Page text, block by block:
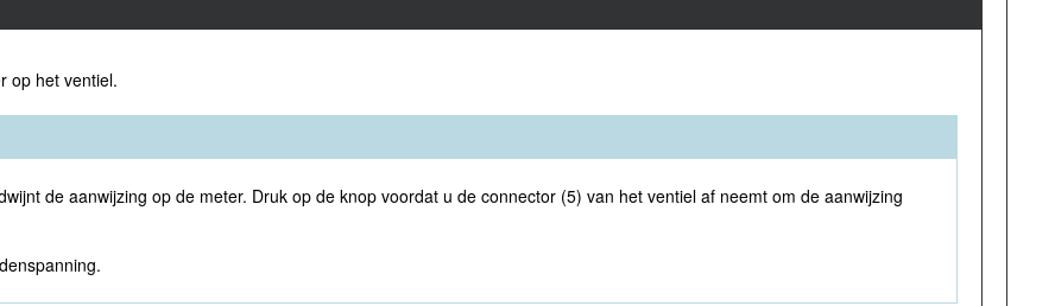
op het ventiel.
de aanwijzing op de meter. Druk op de knop voordat u de connector (5) van het ventiel af neemt om de aanwijzing